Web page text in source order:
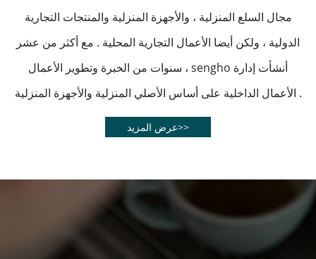
مجال السلع المنزلية ، والأجهزة المنزلية والمنتجات التجارية
الدولية ، ولكن أيضا الأعمال التجارية المحلية . مع أكثر من عشر
سنوات من الخبرة وتطوير الأعمال ، sengho أنشأت إدارة
الأعمال الداخلية على أساس الأصلي المنزلية والأجهزة المنزلية .
عرض المزيد>>